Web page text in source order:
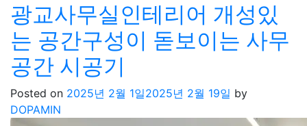
광교사무실인테리어 개성있
는 공간구성이 돋보이는 사무
공간 시공기
Posted on 2025년 2월 1일2025년 2월 19일 by
DOPAMIN